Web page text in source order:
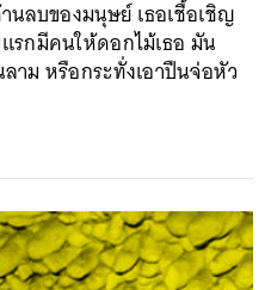
ลบของมนุษย์ เธอเชื้อเชิญ
รกมีคนให้ดอกไม้เธอ มัน
าม หรือกระทั่งเอาปืนจ่อหัว